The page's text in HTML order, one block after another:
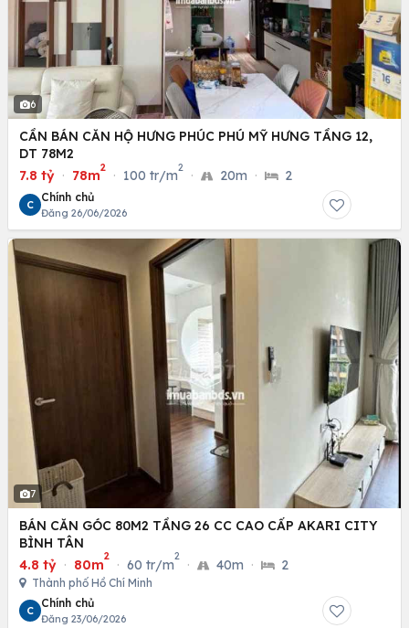
6
CẦN BÁN CĂN HỘ HƯNG PHÚC PHÚ MỸ HƯNG TẦNG 12,
DT 78M2
7.8 tỷ · 78m
2
· 100 tr/m
2
· 20m · 2
C
Chính chủ
Đăng 26/06/2026
7
BÁN CĂN GÓC 80M2 TẦNG 26 CC CAO CẤP AKARI CITY
BÌNH TÂN
4.8 tỷ · 80m
2
· 60 tr/m
2
· 40m · 2
Thành phố Hồ Chí Minh
C
Chính chủ
Đăng 23/06/2026